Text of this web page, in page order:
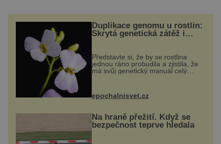
Duplikace genomu u rostlin:
Skrytá genetická zátěž i
Představte si, že by se rostlina
jednou ráno probudila a zjistila, že
má svůj genetický manuál celý
výzkumu to může být pro druhy
vstupenka...
epochalnisvet.cz
Na hraně přežití. Když se
bezpečnost teprve hledala